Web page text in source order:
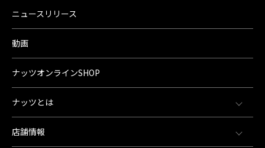
ニュースリリース
動画
ナッツオンラインSHOP
ナッツとは
店舗情報